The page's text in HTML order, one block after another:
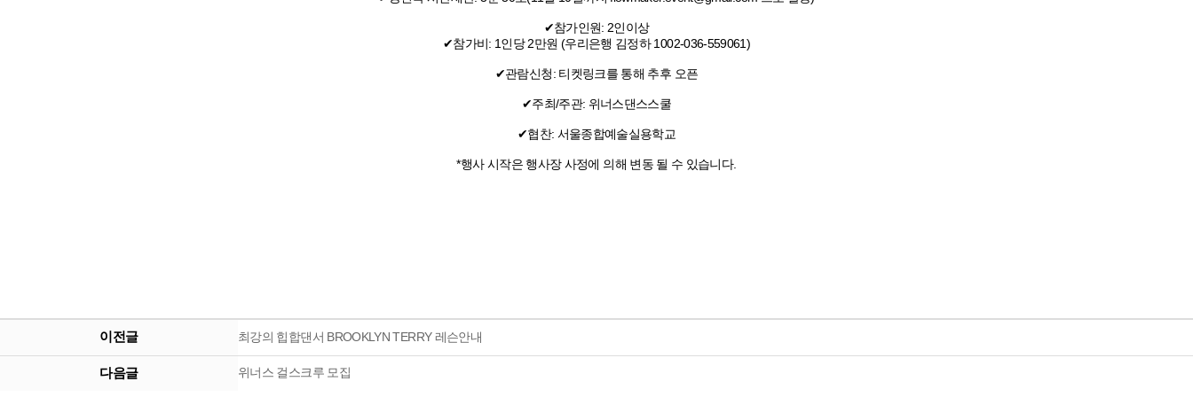
✔참가인원: 2인이상
✔참가비: 1인당 2만원 (우리은행 김정하 1002-036-559061)
✔관람신청: 티켓링크를 통해 추후 오픈
✔주최/주관: 위너스댄스스쿨
✔협찬: 서울종합예술실용학교
*행사 시작은 행사장 사정에 의해 변동 될 수 있습니다.
이전글 최강의 힙합댄서 BROOKLYN TERRY 레슨안내
다음글 위너스 걸스크루 모집